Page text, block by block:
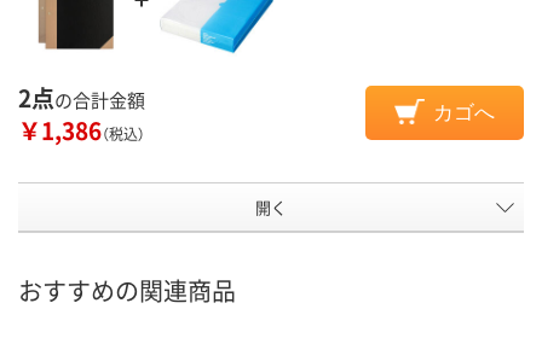
2点の合計金額
￥1,386（税込）
カゴへ
開く
おすすめの関連商品